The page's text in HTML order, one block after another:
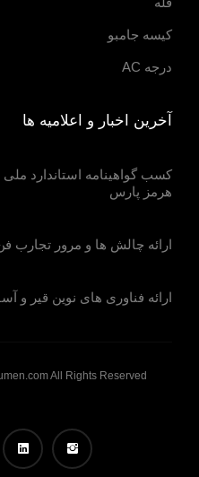
کیسه جامبو
درجه AC
آخرین اخبار و اعلامیه ها
کسب گواهینامه استاندارد
هرمز پارس
ارائه چالش ها و مرور تجارب
ارائه فناوری های نوین قیر و
All Rights Reserved